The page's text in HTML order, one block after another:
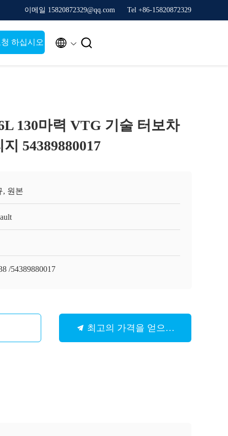
이메일 15820872329@qq.com Tel +86-15820872329
하십시오  
130마력 VTG 기술 터보차
54389880017
, 원본
/54389880017
최고의 가격을 얻으십시오